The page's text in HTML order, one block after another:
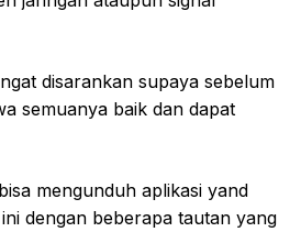
disarankan supaya sebelum
semuanya baik dan dapat
mengunduh aplikasi yand
dengan beberapa tautan yang